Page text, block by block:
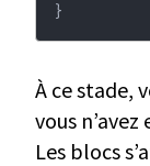
}
À ce stade,
vous
Les blocs